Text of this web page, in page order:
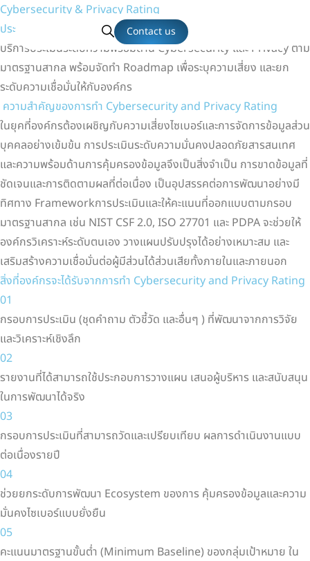
Contact us
Cybersecurity & Privacy Rating
ประเมินความพร้อม ยกระดับองค์กร
บริการประเมินระดับความพร้อมด้าน Cybersecurity และ Privacy ตาม
มาตรฐานสากล พร้อมจัดทำ Roadmap เพื่อระบุความเสี่ยง และยก
ระดับความเชื่อมั่นให้กับองค์กร
ความสำคัญของการทำ Cybersecurity and Privacy Rating
ในยุคที่องค์กรต้องเผชิญกับความเสี่ยงไซเบอร์และการจัดการข้อมูลส่วน
บุคคลอย่างเข้มข้น การประเมินระดับความมั่นคงปลอดภัยสารสนเทศ
และความพร้อมด้านการคุ้มครองข้อมูลจึงเป็นสิ่งจำเป็น การขาดข้อมูลที่
ชัดเจนและการติดตามผลที่ต่อเนื่อง เป็นอุปสรรคต่อการพัฒนาอย่างมี
ทิศทาง Frameworkการประเมินและให้คะแนนที่ออกแบบตามกรอบ
มาตรฐานสากล เช่น NIST CSF 2.0, ISO 27701 และ PDPA จะช่วยให้
องค์กรวิเคราะห์ระดับตนเอง วางแผนปรับปรุงได้อย่างเหมาะสม และ
เสริมสร้างความเชื่อมั่นต่อผู้มีส่วนได้ส่วนเสียทั้งภายในและภายนอก
สิ่งที่องค์กรจะได้รับจากการทำ Cybersecurity and Privacy Rating
01
กรอบการประเมิน (ชุดคำถาม ตัวชี้วัด และอื่นๆ ) ที่พัฒนาจากการวิจัย
และวิเคราะห์เชิงลึก
02
รายงานที่ได้สามารถใช้ประกอบการวางแผน เสนอผู้บริหาร และสนับสนุน
ในการพัฒนาได้จริง
03
กรอบการประเมินที่สามารถวัดและเปรียบเทียบ ผลการดำเนินงานแบบ
ต่อเนื่องรายปี
04
ช่วยยกระดับการพัฒนา Ecosystem ของการ คุ้มครองข้อมูลและความ
มั่นคงไซเบอร์แบบยั่งยืน
05
คะแนนมาตรฐานขั้นต่ำ (Minimum Baseline) ของกลุ่มเป้าหมาย ใน